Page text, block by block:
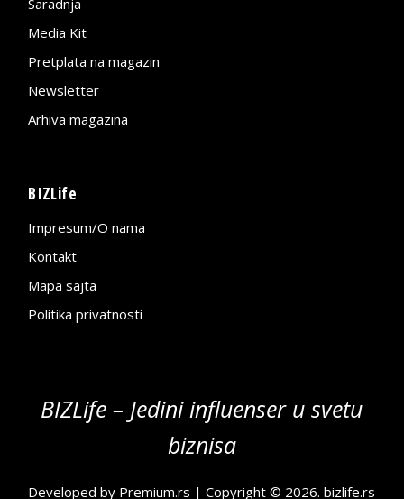
Media Kit
Pretplata na magazin
Newsletter
Arhiva magazina
BIZLife
Impresum/O nama
Kontakt
Mapa sajta
Politika privatnosti
BIZLife – Jedini influenser u svetu
biznisa
Developed by Premium.rs | Copyright © 2026.bizlife.rs